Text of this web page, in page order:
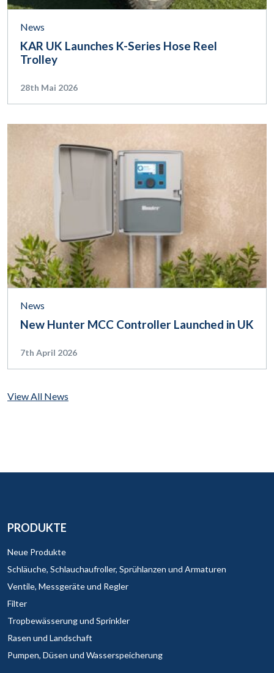
News
KAR UK Launches K-Series Hose Reel
Trolley
28th Mai 2026
News
New Hunter MCC Controller Launched in UK
7th April 2026
View All News
PRODUKTE
Neue Produkte
Schläuche, Schlauchaufroller, Sprühlanzen und Armaturen
Ventile, Messgeräte und Regler
Filter
Tropbewässerung und Sprinkler
Rasen und Landschaft
Pumpen, Düsen und Wasserspeicherung